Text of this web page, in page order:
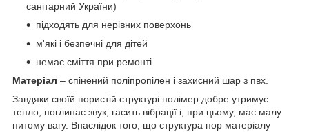
санітарний України)
підходять для нерівних поверхонь
м'які і безпечні для дітей
немає сміття при ремонті
Матеріал – спінений поліпропілен і захисний шар з пвх.
Завдяки своїй пористій структурі полімер добре утримує
тепло, поглинає звук, гасить вібрації і, при цьому, має малу
питому вагу. Внаслідок того, що структура пор матеріалу